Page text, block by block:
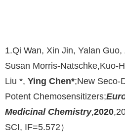
1.Qi Wan, Xin Jin, Yalan
Susan Morris-Natschke,Kuo-
Liu *, Ying Chen*;New Seco-
Potent Chemosensitizers;
Medicinal Chemistry,2020
SCI, IF=5.572）